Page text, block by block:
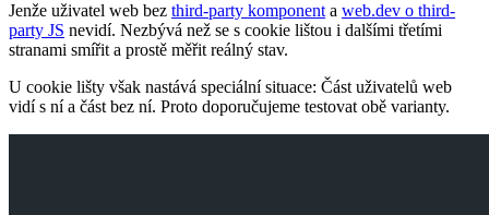
Jenže uživatel web bez third-party komponent a web.dev o third-
party JS nevidí. Nezbývá než se s cookie lištou i dalšími třetími
stranami smířit a prostě měřit reálný stav.
U cookie lišty však nastává speciální situace: Část uživatelů web
vidí s ní a část bez ní. Proto doporučujeme testovat obě varianty.